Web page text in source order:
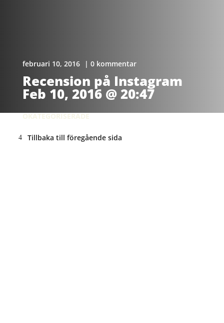
februari 10, 2016 | 0 kommentar
Recension på Instagram
Feb 10, 2016 @ 20:47
OKATEGORISERADE
Tillbaka till föregående sida